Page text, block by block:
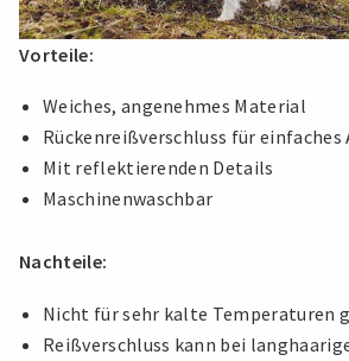
Vorteile:
Weiches, angenehmes Material
Rückenreißverschluss für einfaches
Mit reflektierenden Details
Maschinenwaschbar
Nachteile:
Nicht für sehr kalte Temperaturen
Reißverschluss kann bei